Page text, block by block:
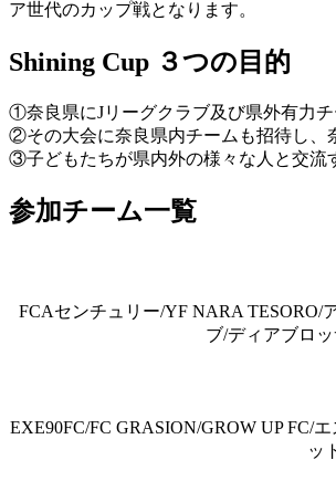
ア世代のカップ戦となります。
Shining Cup ３つの目的
①奈良県にJリーグクラブ及び県外有力
②その大会に奈良県内チームも招待し、
③子どもたちが県内外の様々な人と交流
参加チーム一覧
FCAセンチュリー/YF NARA TESORO/
ブ/ディアブロ
EXE90FC/FC GRASION/GROW UP FC/
ッ